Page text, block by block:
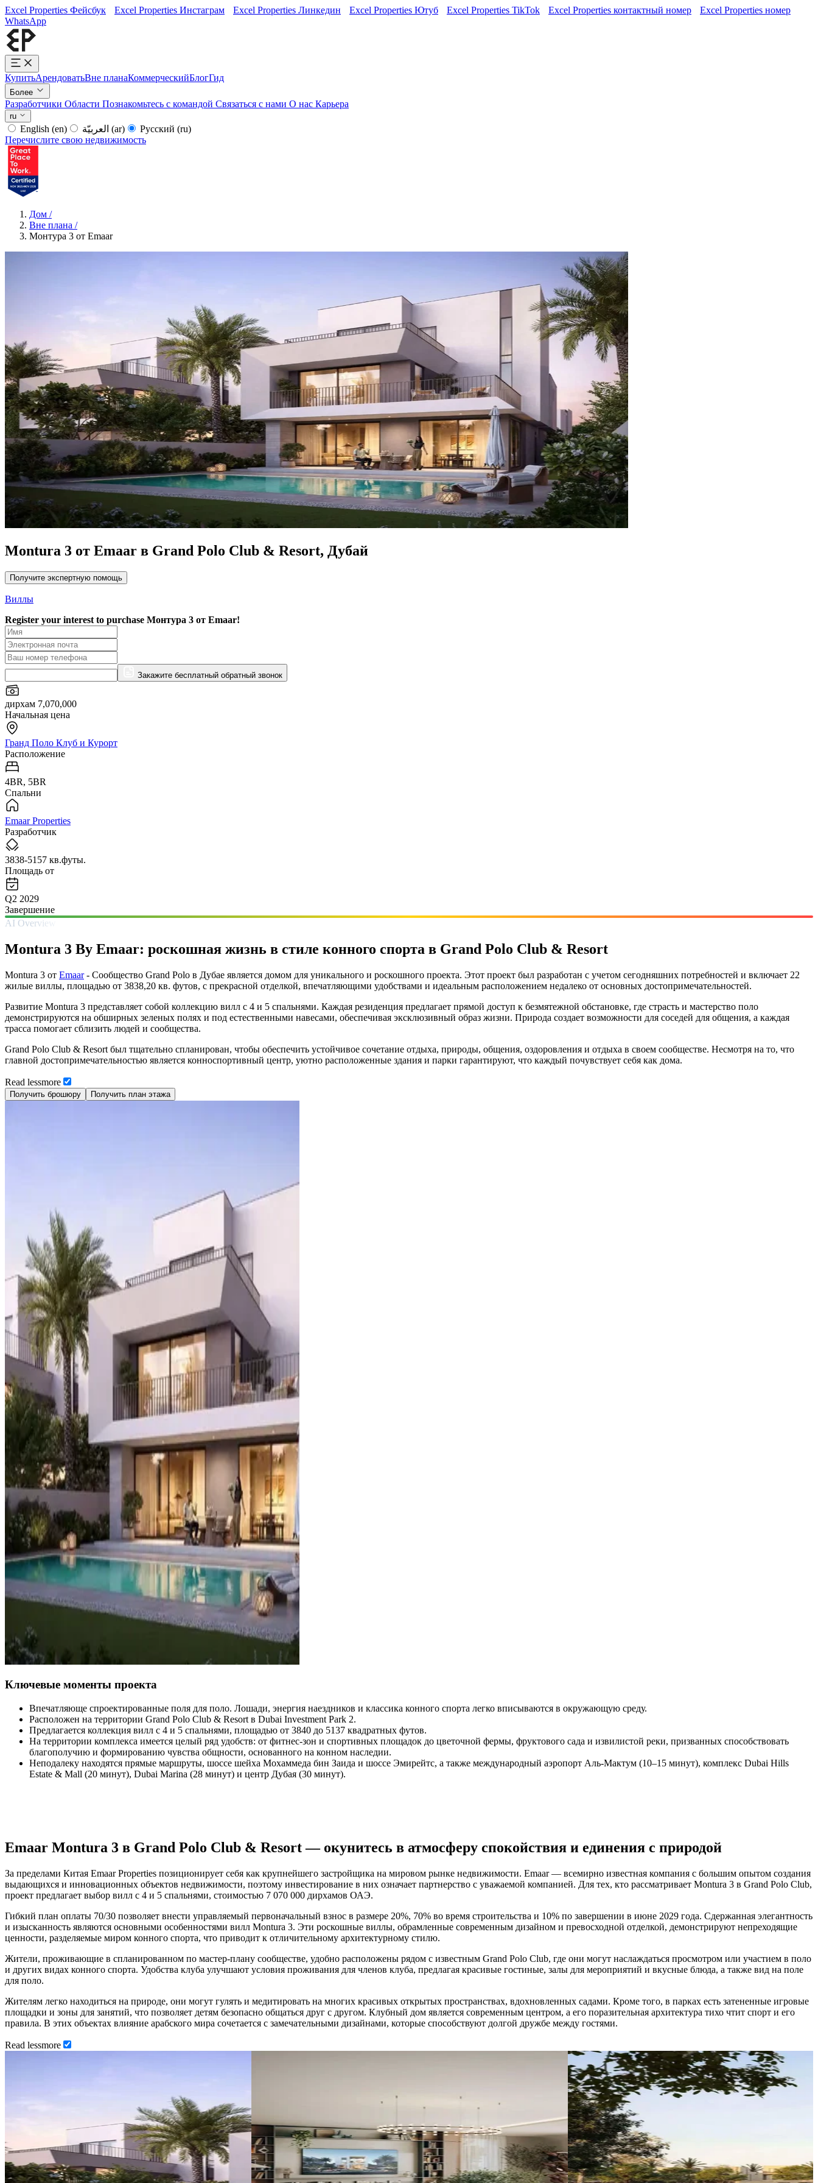
Excel Properties Фейсбук Excel Properties Инстаграм Excel Properties Линкедин Excel Properties Ютуб Excel Properties TikTok Excel Properties контактный номер
Excel Properties номер
WhatsApp
КупитьАрендоватьВне планаКоммерческийБлогГид
Более
Разработчики Области Познакомьтесь с командой Связаться с нами О нас Карьера
ru
English (en) (ar) Русский (ru)
Перечислите свою недвижимость
Дом /
Вне плана /
Монтура 3 от Emaar
Montura 3 от Emaar в Grand Polo Club & Resort, Дубай
Получите экспертную помощь
Виллы
Register your interest to purchase Монтура 3 от Emaar!
Закажите бесплатный обратный звонок
дирхам 7,070,000
Начальная цена
Гранд Поло Клуб и Курорт
Расположение
4BR, 5BR
Спальни
Emaar Properties
Разработчик
3838-5157 кв.футы.
Площадь от
Q2 2029
Завершение
AI Overview
Montura 3 By Emaar: роскошная жизнь в стиле конного спорта в Grand Polo Club & Resort
Montura 3 от Emaar- Сообщество Grand Polo в Дубае является домом для уникального и роскошного проекта. Этот проект был разработан с учетом сегодняшних потребностей и включает 22
жилые виллы, площадью от 3838,20 кв. футов, с прекрасной отделкой, впечатляющими удобствами и идеальным расположением недалеко от основных достопримечательностей.
Развитие Montura 3 представляет собой коллекцию вилл с 4 и 5 спальнями. Каждая резиденция предлагает прямой доступ к безмятежной обстановке, где страсть и мастерство поло
демонстрируются на обширных зеленых полях и под естественными навесами, обеспечивая эксклюзивный образ жизни. Природа создает возможности для соседей для общения, а каждая
трасса помогает сблизить людей и сообщества.
Grand Polo Club & Resort был тщательно спланирован, чтобы обеспечить устойчивое сочетание отдыха, природы, общения, оздоровления и отдыха в своем сообществе. Несмотря на то, что
главной достопримечательностью является конноспортивный центр, уютно расположенные здания и парки гарантируют, что каждый почувствует себя как дома.
Read lessmore
Получить брошюру Получить план этажа
Ключевые моменты проекта
Впечатляюще спроектированные поля для поло. Лошади, энергия наездников и классика конного спорта легко вписываются в окружающую среду.
Расположен на территории Grand Polo Club & Resort в Dubai Investment Park 2.
Предлагается коллекция вилл с 4 и 5 спальнями, площадью от 3840 до 5137 квадратных футов.
На территории комплекса имеется целый ряд удобств: от фитнес-зон и спортивных площадок до цветочной фермы, фруктового сада и извилистой реки, призванных способствовать
благополучию и формированию чувства общности, основанного на конном наследии.
Неподалеку находятся прямые маршруты, шоссе шейха Мохаммеда бин Заида и шоссе Эмирейтс, а также международный аэропорт Аль-Мактум (10–15 минут), комплекс Dubai Hills
Estate & Mall (20 минут), Dubai Marina (28 минут) и центр Дубая (30 минут).
Emaar Montura 3 в Grand Polo Club & Resort — окунитесь в атмосферу спокойствия и единения с природой
За пределами Китая Emaar Properties позиционирует себя как крупнейшего застройщика на мировом рынке недвижимости. Emaar — всемирно известная компания с большим опытом создания
выдающихся и инновационных объектов недвижимости, поэтому инвестирование в них означает партнерство с уважаемой компанией. Для тех, кто рассматривает Montura 3 в Grand Polo Club,
проект предлагает выбор вилл с 4 и 5 спальнями, стоимостью 7 070 000 дирхамов ОАЭ.
Гибкий план оплаты 70/30 позволяет внести управляемый первоначальный взнос в размере 20%, 70% во время строительства и 10% по завершении в июне 2029 года. Сдержанная элегантность
и изысканность являются основными особенностями вилл Montura 3. Эти роскошные виллы, обрамленные современным дизайном и превосходной отделкой, демонстрируют непреходящие
ценности, разделяемые миром конного спорта, что приводит к отличительному архитектурному стилю.
Жители, проживающие в спланированном по мастер-плану сообществе, удобно расположены рядом с известным Grand Polo Club, где они могут наслаждаться просмотром или участием в поло
и других видах конного спорта. Удобства клуба улучшают условия проживания для членов клуба, предлагая красивые гостиные, залы для мероприятий и вкусные блюда, а также вид на поле
для поло.
Жителям легко находиться на природе, они могут гулять и медитировать на многих красивых открытых пространствах, вдохновленных садами. Кроме того, в парках есть затененные игровые
площадки и зоны для занятий, что позволяет детям безопасно общаться друг с другом. Клубный дом является современным центром, а его поразительная архитектура тихо чтит спорт и его
правила. В этих объектах влияние арабского мира сочетается с замечательными дизайнами, которые способствуют долгой дружбе между гостями.
Read lessmore